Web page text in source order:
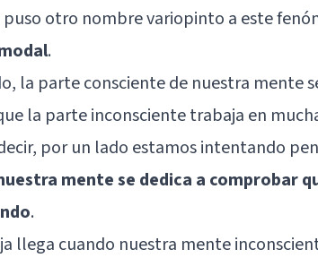
puso otro nombre variopinto a este
.
la parte consciente de nuestra mente
la parte inconsciente trabaja en
por un lado estamos intentando
mente se dedica a comprobar
.
llega cuando nuestra mente